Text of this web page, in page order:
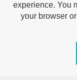
experience. You
your browser